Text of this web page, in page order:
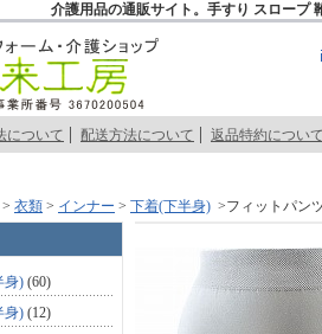
介護用品の通販サイト。手すり スロープ
について 配送方法について 返品特約につい
> 衣類 > インナー > 下着(下半身) >フィットパン
身) (60)
身) (12)